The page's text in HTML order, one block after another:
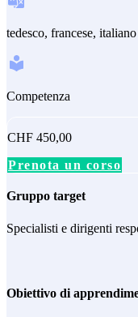
tedesco, francese, italiano
Competenza
CHF 450,00
Prenota un corso
Gruppo target
Specialisti e dirigenti
Obiettivo di